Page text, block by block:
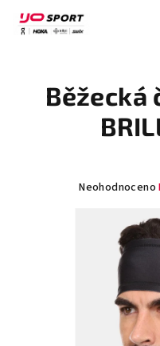
obsah
Běžecká
Průměrné
hvězdiček.
Neohodnoceno